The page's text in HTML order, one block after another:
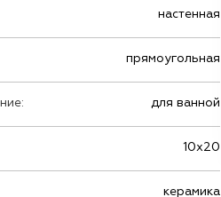
настенная
прямоугольная
для ванной
10х20
керамика